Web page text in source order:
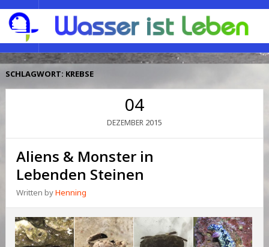
SCHLAGWORT: KREBSE
04
DEZEMBER 2015
Aliens & Monster in
Lebenden Steinen
Written byHenning